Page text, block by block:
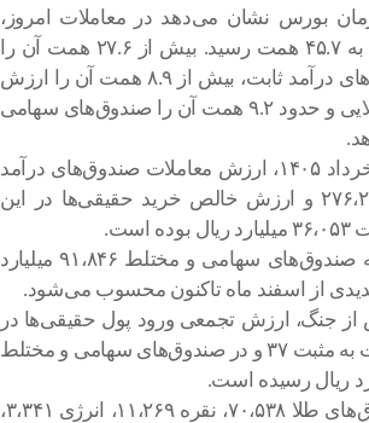
بورس نشان می‌دهد در معاملات امروز،
ارزش معاملات ETFs به ۴۵.۷ همت رسید. بیش از ۲۷.۶ همت آن را
ارزش معامله صندوق‌های درآمد ثابت، بیش از ۸.۹ همت آن را ارزش
معامله صندوق‌های کالایی و حدود ۹.۲ همت آن را صندوق‌های سهامی
در روز چهارشنبه ۱۳ خرداد ۱۴۰۵، ارزش معاملات صندوق‌های درآمد
ثابت قابل معامله ۲۷۶،۲۶۱ و ارزش خالص خرید حقیقی‌ها در این
است.
همچنین ارزش معامله صندوق‌های سهامی و مختلط ۹۱،۸۴۶ میلیارد
از اسفند ماه تاکنون محسوب می‌شود.
از جنگ، ارزش تجمعی ورود پول حقیقی‌ها در
صندوق‌های درآمد ثابت به مثبت ۳۷ و در صندوق‌های سهامی و مختلط
ارزش معاملات صندوق‌های طلا ۷۰،۵۳۸، نقره ۱۱،۲۶۹، انرژی ۳،۳۴۱،